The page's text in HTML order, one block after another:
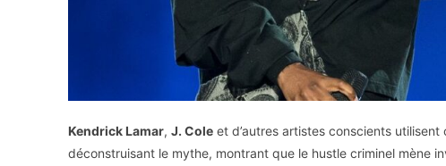
Kendrick Lamar, J. Cole et d’autres artistes conscients
déconstruisant le mythe, montrant que le hustle criminel mène